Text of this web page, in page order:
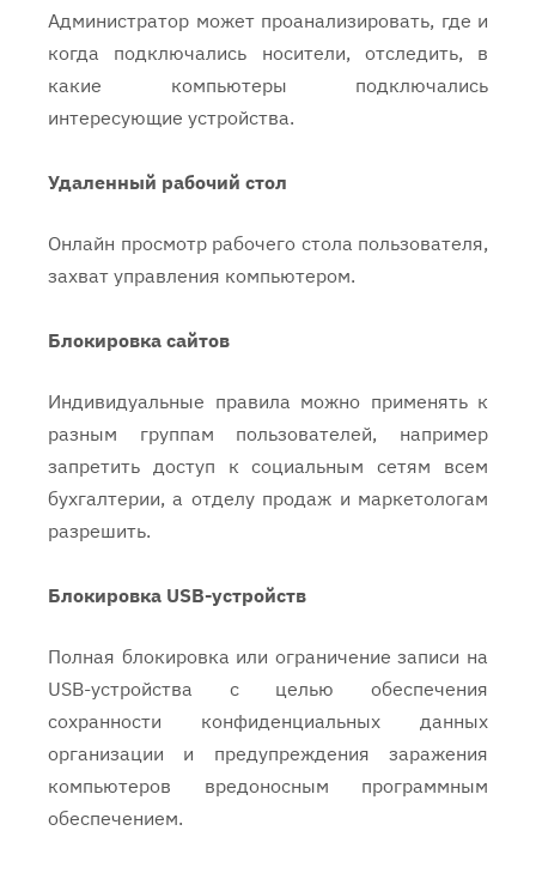
Администратор может проанализировать, где и
когда подключались носители, отследить, в
какие компьютеры подключались
интересующие устройства.
Удаленный рабочий стол
Онлайн просмотр рабочего стола пользователя,
захват управления компьютером.
Блокировка сайтов
Индивидуальные правила можно применять к
разным группам пользователей, например
запретить доступ к социальным сетям всем
бухгалтерии, а отделу продаж и маркетологам
разрешить.
Блокировка USB-устройств
Полная блокировка или ограничение записи на
USB-устройства с целью обеспечения
сохранности конфиденциальных данных
организации и предупреждения заражения
компьютеров вредоносным программным
обеспечением.